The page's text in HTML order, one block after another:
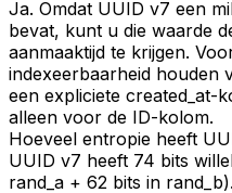
Ja. Omdat UUID v7 een
bevat, kunt u die waarde
aanmaaktijd te krijgen.
indexeerbaarheid houden
een expliciete created_at-
alleen voor de ID-kolom.
Hoeveel entropie heeft
UUID v7 heeft 74 bits
rand_a + 62 bits in